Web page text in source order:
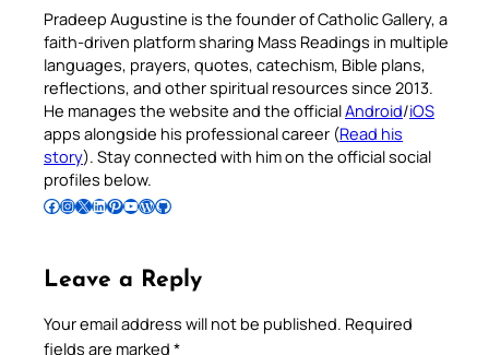
Pradeep Augustine is the founder of Catholic Gallery, a
faith-driven platform sharing Mass Readings in multiple
languages, prayers, quotes, catechism, Bible plans,
reflections, and other spiritual resources since 2013.
He manages the website and the officialAndroid/iOS
apps alongside his professional career (Read his
story). Stay connected with him on the official social
profiles below.
Follow Pradeep on Facebook Follow Pradeep on InstagramFollow Pradeep on X Follow Pradeep on LinkedIn Follow Pradeep on Pinterest Subscribe to Pradeep’s Youtube Channel Follow Pradeep on WordPress Follow Pradeep on GitHub
Leave a Reply
Your email address will not be published. Required
fields are marked *